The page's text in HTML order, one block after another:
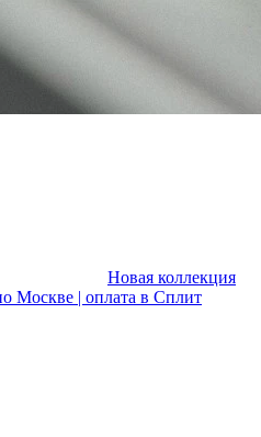
Новая коллекция
Москве | оплата в Сплит